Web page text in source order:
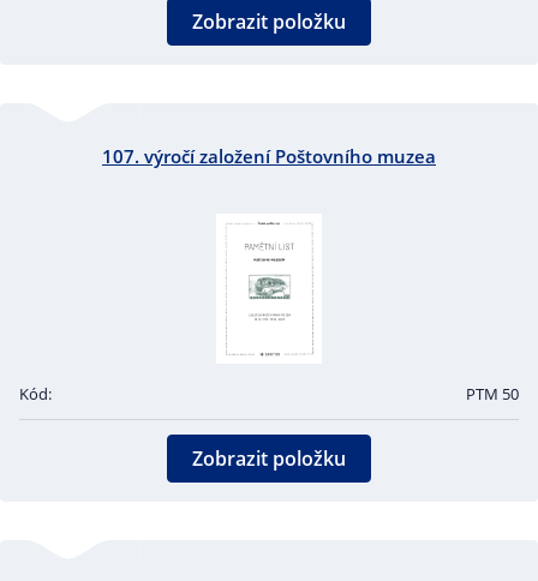
Zobrazit položku
107. výročí založení Poštovního muzea
Kód: PTM 50
Zobrazit položku